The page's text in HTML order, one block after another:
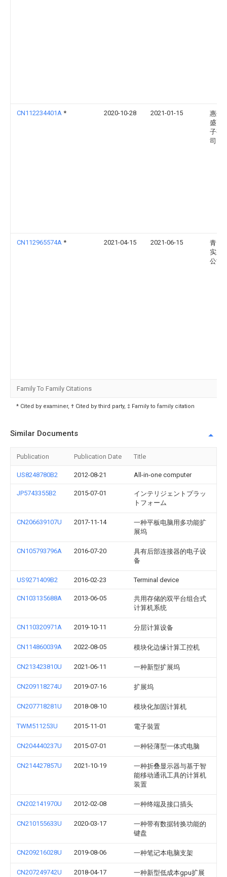
CN112234401A * 2020-10-28 2021-01-15
惠州
盛高
子有
司
CN112965574A * 2021-04-15 2021-06-15
青岛
实业
公司
Family To Family Citations
* Cited by examiner, † Cited by third party, ‡ Family to family citation
Similar Documents
Publication Publication Date Title
US8248780B2 2012-08-21 All-in-one computer
JP5743355B2 2015-07-01
インテリジェントプラッ
トフォーム
CN206639107U 2017-11-14
一种平板电脑用多功能扩
展坞
CN105793796A 2016-07-20
具有后部连接器的电子设
备
US9271409B2 2016-02-23 Terminal device
CN103135688A 2013-06-05
共用存储的双平台组合式
计算机系统
CN110320971A 2019-10-11 分层计算设备
CN114860039A 2022-08-05 模块化边缘计算工控机
CN213423810U 2021-06-11 一种新型扩展坞
CN209118274U 2019-07-16 扩展坞
CN207718281U 2018-08-10 模块化加固计算机
TWM511253U 2015-11-01 電子裝置
CN204440237U 2015-07-01 一种轻薄型一体式电脑
CN214427857U 2021-10-19
一种折叠显示器与基于智
能移动通讯工具的计算机
装置
CN202141970U 2012-02-08 一种终端及接口插头
CN210155633U 2020-03-17
一种带有数据转换功能的
键盘
CN209216028U 2019-08-06 一种笔记本电脑支架
CN207249742U 2018-04-17
一种新型低成本gpu扩展